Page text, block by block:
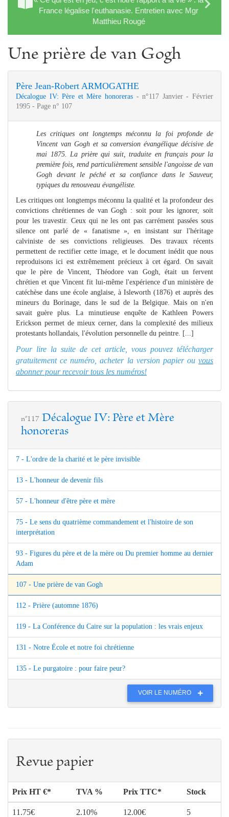
France légalise l'euthanasie. Entretien avec Mgr
Matthieu Rougé
Une prière de van Gogh
Père Jean-Robert ARMOGATHE
Décalogue IV: Père et Mère honoreras - n°117 Janvier - Février
1995 - Page n° 107
Les critiques ont longtemps méconnu la foi profonde de
Vincent van Gogh et sa conversion évangélique décisive de
mai 1875.
La prière qui suit, traduite en français pour la
première fois, rend particulièrement sensible l'angoisse de van
Gogh devant le péché et sa confiance dans le Sauveur,
typiques du renouveau évangéliste.
Les critiques ont longtemps méconnu la qualité et la profondeur des
convictions chrétiennes de van Gogh : soit pour les ignorer, soit
pour les travestir. Ceux qui ne les ont pas carrément passées sous
silence ont parlé de « fanatisme », en insistant sur l'héritage
calviniste de ses convictions religieuses. Des travaux récents
permettent de rectifier cette image, et le document inédit que nous
reproduisons ici est extrêmement précieux à cet égard. On savait
que le père de Vincent, Théodore van Gogh, était un fervent
chrétien et que Vincent fit lui-même l'expérience d'un ministère de
catéchèse dans une école anglaise, à Isleworth (1876) et auprès des
mineurs du Borinage, dans le sud de la Belgique. Mais on n'en
savait guère plus. La minutieuse enquête de Kathleen Powers
Erickson permet de mieux cerner, dans la complexité des milieux
protestants hollandais, l'évolution personnelle du peintre. [...]
Pour lire la suite de cet article, vous pouvez télécharger
gratuitement ce numéro, acheter la version papier ou vous
abonner pour recevoir tous les numéros!
n°117 Décalogue IV: Père et Mère
honoreras
7 - L'ordre de la charité et le père invisible
13 - L'honneur de devenir fils
57 - L'honneur d'être père et mère
75 - Le sens du quatrième commandement et l'histoire de son
interprétation
93 - Figures du père et de la mère ou Du premier homme au dernier
Adam
107 - Une prière de van Gogh
112 - Prière (automne 1876)
119 - La Conférence du Caire sur la population : les vrais enjeux
131 - Notre École et notre foi chrétienne
135 - Le purgatoire : pour faire peur?
VOIR LE NUMÉRO
Revue papier
Prix HT €* TVA % Prix TTC* Stock
11.75€ 2.10% 12.00€ 5